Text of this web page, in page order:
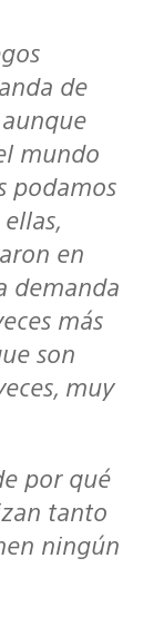
de
mundo
podamos
en
demanda
más
son
muy
tanto
ningún